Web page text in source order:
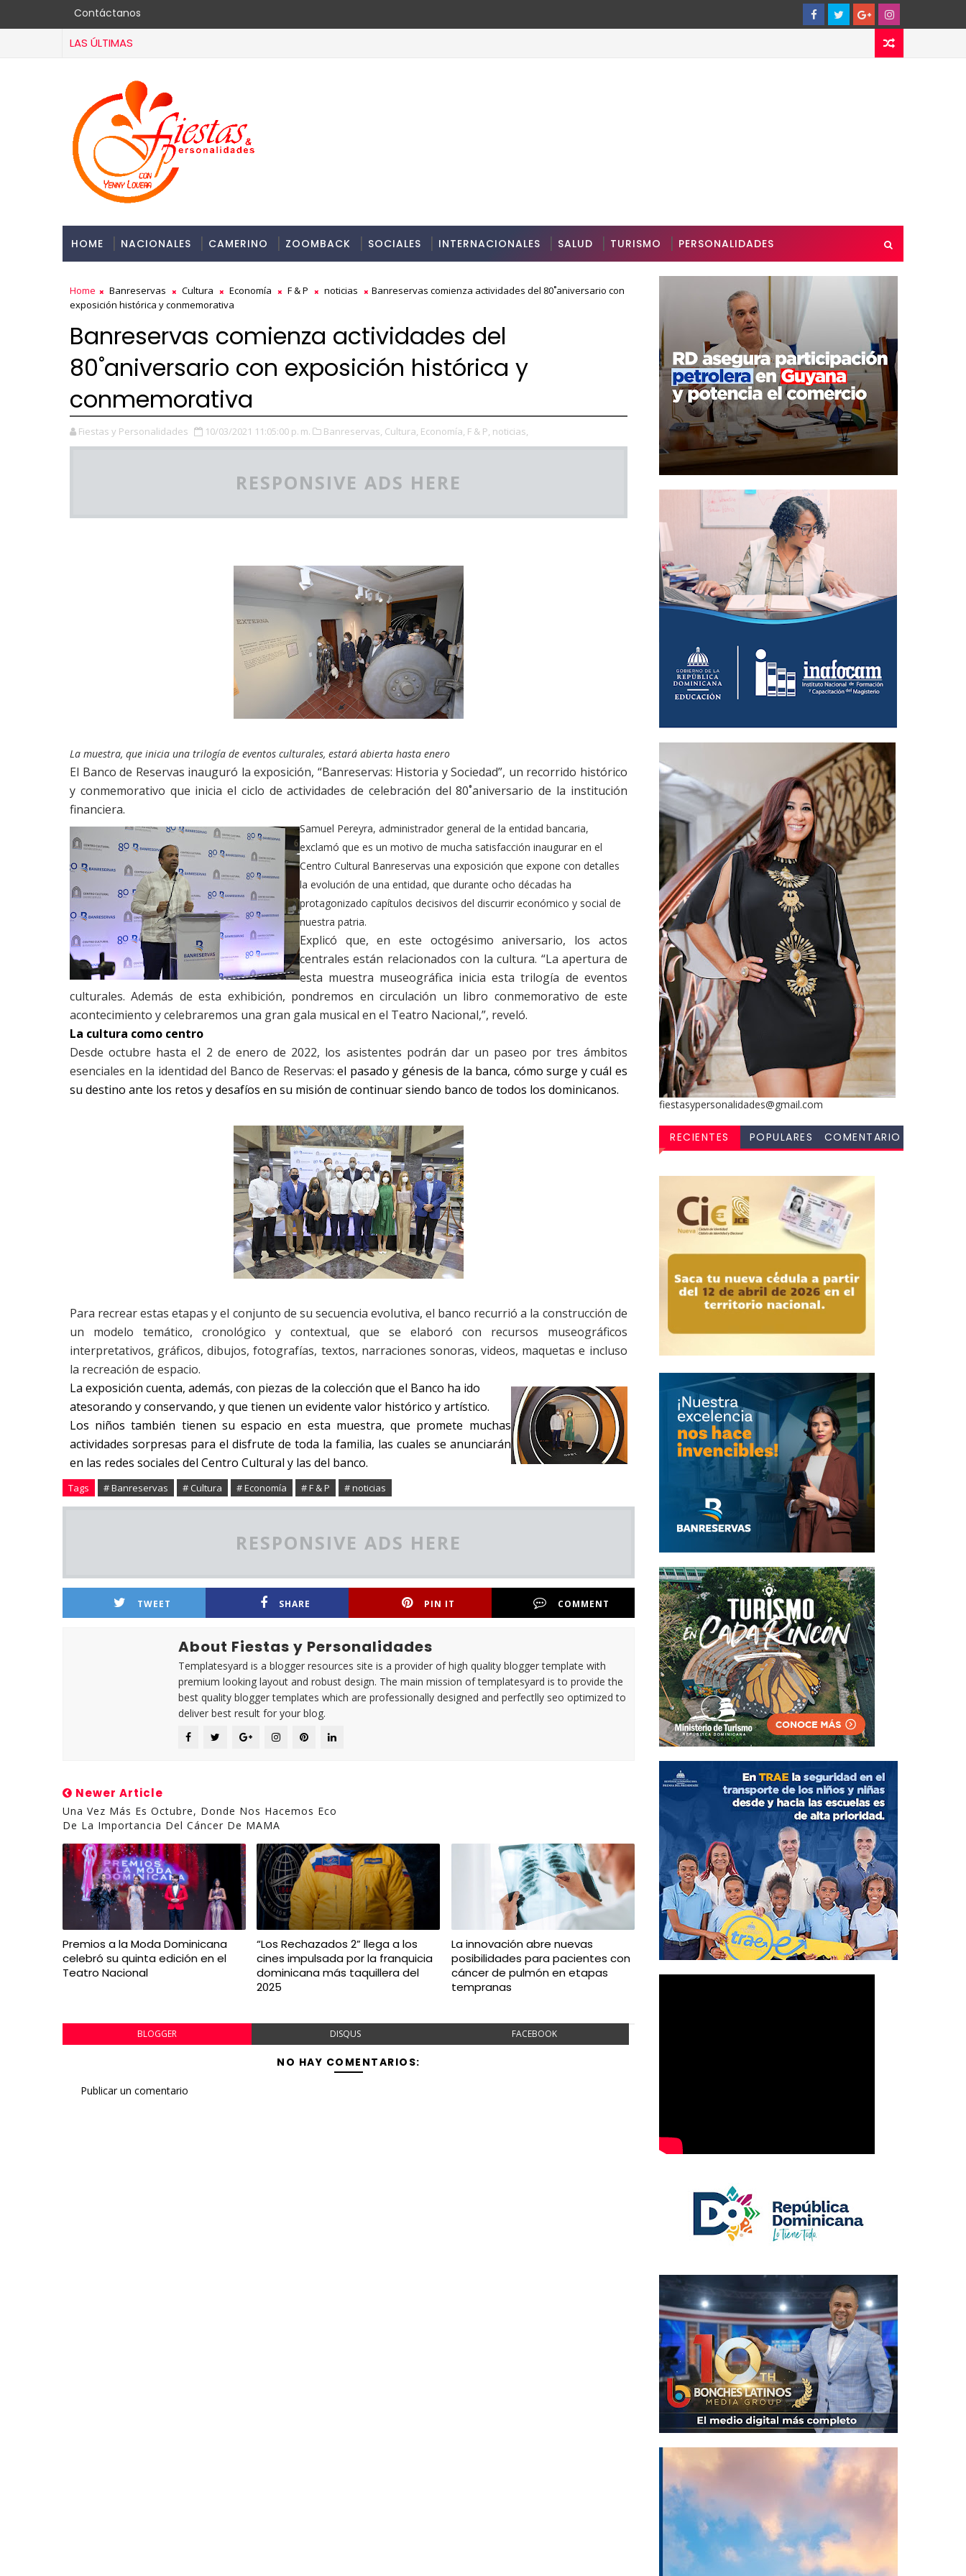
Contáctanos
LAS ÚLTIMAS
HOME NACIONALES CAMERINO ZOOMBACK SOCIALES INTERNACIONALES SALUD TURISMO PERSONALIDADES
Home Banreservas Cultura Economía F & P noticias
Banreservas comienza actividades del 80˚aniversario con
exposición histórica y conmemorativa
Banreservas comienza actividades del
80˚aniversario con exposición histórica y
conmemorativa
Fiestas y Personalidades 10/03/2021 11:05:00 p. m. Banreservas, Cultura, Economía, F & P, noticias,
RESPONSIVE ADS HERE
La muestra, que inicia una trilogía de eventos culturales, estará abierta hasta enero
El Banco de Reservas inauguró la exposición, “Banreservas: Historia y Sociedad”, un recorrido histórico
y conmemorativo que inicia el ciclo de actividades de celebración del 80˚aniversario de la institución
financiera.
Samuel Pereyra, administrador general de la entidad bancaria,
exclamó que es un motivo de mucha satisfacción inaugurar en el
Centro Cultural Banreservas una exposición que expone con detalles
la evolución de una entidad, que durante ocho décadas ha
protagonizado capítulos decisivos del discurrir económico y social de
nuestra patria.
Explicó que, en este octogésimo aniversario, los actos
centrales están relacionados con la cultura. “La apertura de
esta muestra museográfica inicia esta trilogía de eventos
culturales. Además de esta exhibición, pondremos en circulación un libro conmemorativo de este
acontecimiento y celebraremos una gran gala musical en el Teatro Nacional,”, reveló.
La cultura como centro
Desde octubre hasta el 2 de enero de 2022, los asistentes podrán dar un paseo por tres ámbitos
esenciales en la identidad del Banco de Reservas:el pasado y génesis de la banca, cómo surge y cuál es
su destino ante los retos y desafíos en su misión de continuar siendo banco de todos los dominicanos.
Para recrear estas etapas y el conjunto de su secuencia evolutiva, el banco recurrió a la construcción de
un modelo temático, cronológico y contextual, que se elaboró con recursos museográficos
interpretativos, gráficos, dibujos, fotografías, textos, narraciones sonoras, videos, maquetas e incluso
la recreación de espacio.
La exposición cuenta, además, con piezas de la colección que el Banco ha ido
atesorando y conservando, y que tienen un evidente valor histórico y artístico.
Los niños también tienen su espacio en esta muestra, que promete muchas
actividades sorpresas para el disfrute de toda la familia, las cuales se anunciarán
en las redes sociales del Centro Cultural y las del banco.
Tags # Banreservas # Cultura # Economía # F & P # noticias
RESPONSIVE ADS HERE
TWEET SHARE PIN IT COMMENT
About Fiestas y Personalidades
Templatesyard is a blogger resources site is a provider of high quality blogger template with
premium looking layout and robust design. The main mission of templatesyard is to provide the
best quality blogger templates which are professionally designed and perfectlly seo optimized to
deliver best result for your blog.
Newer Article
Una Vez Más Es Octubre, Donde Nos Hacemos Eco
De La Importancia Del Cáncer De MAMA
Premios a la Moda Dominicana
celebró su quinta edición en el
Teatro Nacional
“Los Rechazados 2” llega a los
cines impulsada por la franquicia
dominicana más taquillera del
2025
La innovación abre nuevas
posibilidades para pacientes con
cáncer de pulmón en etapas
tempranas
BLOGGER DISQUS FACEBOOK
NO HAY COMENTARIOS:
Publicar un comentario
fiestasypersonalidades@gmail.com
RECIENTES POPULARES
COMENTARIO